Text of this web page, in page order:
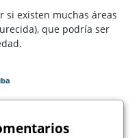
si existen muchas áreas
que podría ser